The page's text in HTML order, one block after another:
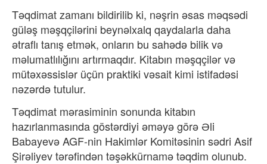
Təqdimat zamanı bildirilib ki, nəşrin əsas məqsədi
güləş məşqçilərini beynəlxalq qaydalarla daha
ətraflı tanış etmək, onların bu sahədə bilik və
məlumatlılığını artırmaqdır. Kitabın məşqçilər və
mütəxəssislər üçün praktiki vəsait kimi istifadəsi
nəzərdə tutulur.
Təqdimat mərasiminin sonunda kitabın
hazırlanmasında göstərdiyi əməyə görə Əli
Babayevə AGF-nin Hakimlər Komitəsinin sədri Asif
Şirəliyev tərəfindən təşəkkürnamə təqdim olunub.